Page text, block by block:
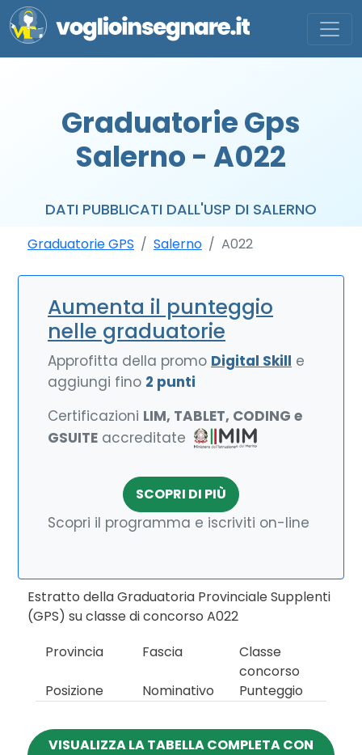
Graduatorie Gps
Salerno - A022
DATI PUBBLICATI DALL'USP DI SALERNO
Graduatorie GPS Salerno A022
Aumenta il punteggio
nelle graduatorie
Approfitta della promo Digital Skill e
aggiungi fino 2 punti
Certificazioni LIM, TABLET, CODING e
GSUITE accreditate
SCOPRI DI PIÙ
Scopri il programma e iscriviti on-line
Estratto della Graduatoria Provinciale Supplenti
(GPS) su classe di concorso A022
Provincia
Fascia
Classe
concorso
Posizione
Nominativo Punteggio
VISUALIZZA LA TABELLA COMPLETA CON